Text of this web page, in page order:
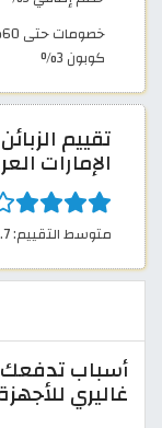
كوبون 3%
تقييم
الإمارات
متوسط التقييم: 4.7 من 5 نجوم بواسطة 28 مستخدم
أسباب
غاليري